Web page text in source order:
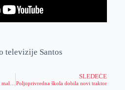
televizije Santos
SLEDEĆE
Poljoprivredna škola dobila novi traktor